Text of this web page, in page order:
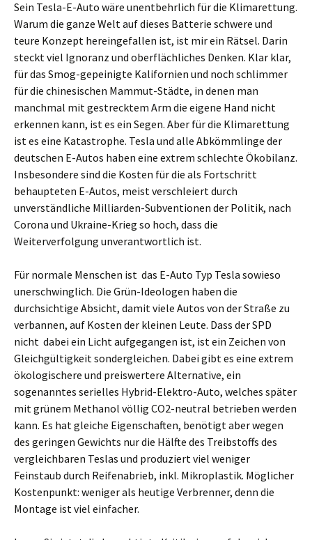
Sein Tesla-E-Auto wäre unentbehrlich für die Klimarettung.
Warum die ganze Welt auf dieses Batterie schwere und
teure Konzept hereingefallen ist, ist mir ein Rätsel. Darin
steckt viel Ignoranz und oberflächliches Denken. Klar klar,
für das Smog-gepeinigte Kalifornien und noch schlimmer
für die chinesischen Mammut-Städte, in denen man
manchmal mit gestrecktem Arm die eigene Hand nicht
erkennen kann, ist es ein Segen. Aber für die Klimarettung
ist es eine Katastrophe. Tesla und alle Abkömmlinge der
deutschen E-Autos haben eine extrem schlechte Ökobilanz.
Insbesondere sind die Kosten für die als Fortschritt
behaupteten E-Autos, meist verschleiert durch
unverständliche Milliarden-Subventionen der Politik, nach
Corona und Ukraine-Krieg so hoch, dass die
Weiterverfolgung unverantwortlich ist.
Für normale Menschen ist das E-Auto Typ Tesla sowieso
unerschwinglich. Die Grün-Ideologen haben die
durchsichtige Absicht, damit viele Autos von der Straße zu
verbannen, auf Kosten der kleinen Leute. Dass der SPD
nicht dabei ein Licht aufgegangen ist, ist ein Zeichen von
Gleichgültigkeit sondergleichen. Dabei gibt es eine extrem
ökologischere und preiswertere Alternative, ein
sogenanntes serielles Hybrid-Elektro-Auto, welches später
mit grünem Methanol völlig CO2-neutral betrieben werden
kann. Es hat gleiche Eigenschaften, benötigt aber wegen
des geringen Gewichts nur die Hälfte des Treibstoffs des
vergleichbaren Teslas und produziert viel weniger
Feinstaub durch Reifenabrieb, inkl. Mikroplastik. Möglicher
Kostenpunkt: weniger als heutige Verbrenner, denn die
Montage ist viel einfacher.